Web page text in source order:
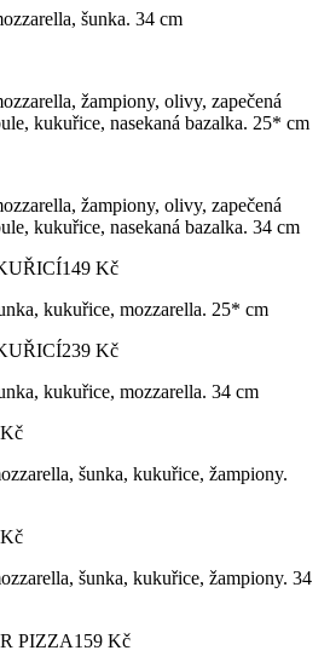
šunka. 34 cm
žampiony, olivy, zapečená
kukuřice, nasekaná bazalka. 25* cm
žampiony, olivy, zapečená
kukuřice, nasekaná bazalka. 34 cm
149 Kč
kukuřice, mozzarella. 25* cm
239 Kč
kukuřice, mozzarella. 34 cm
Kč
šunka, kukuřice, žampiony.
Kč
šunka, kukuřice, žampiony. 34
PIZZA159 Kč